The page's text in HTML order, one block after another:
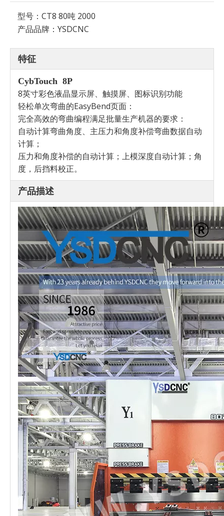
型号： CT8 80吨 2000
产品品牌： YSDCNC
特征
CybTouch 8P
8英寸彩色液晶显示屏、触摸屏、图标识别功能
轻松单次弯曲的EasyBend页面：
完全高效的弯曲编程满足批量生产机器的要求：
自动计算弯曲角度、主压力和角度补偿弯曲数据自动
计算；
压力和角度补偿的自动计算；上模深度自动计算；角
度，后挡料校正。
产品描述